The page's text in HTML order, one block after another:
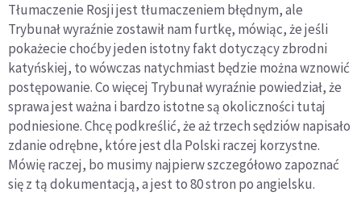
Tłumaczenie Rosji jest tłumaczeniem błędnym, ale
Trybunał wyraźnie zostawił nam furtkę, mówiąc, że jeśli
pokażecie choćby jeden istotny fakt dotyczący zbrodni
katyńskiej, to wówczas natychmiast będzie można wznowić
postępowanie. Co więcej Trybunał wyraźnie powiedział, że
sprawa jest ważna i bardzo istotne są okoliczności tutaj
podniesione. Chcę podkreślić, że aż trzech sędziów napisało
zdanie odrębne, które jest dla Polski raczej korzystne.
Mówię raczej, bo musimy najpierw szczegółowo zapoznać
się z tą dokumentacją, a jest to 80 stron po angielsku.